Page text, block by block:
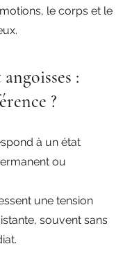
le corps et le
:
?
à un état
ou
une tension
souvent sans